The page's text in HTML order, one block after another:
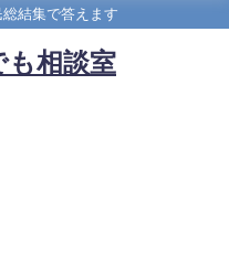
結集で答えます
も相談室